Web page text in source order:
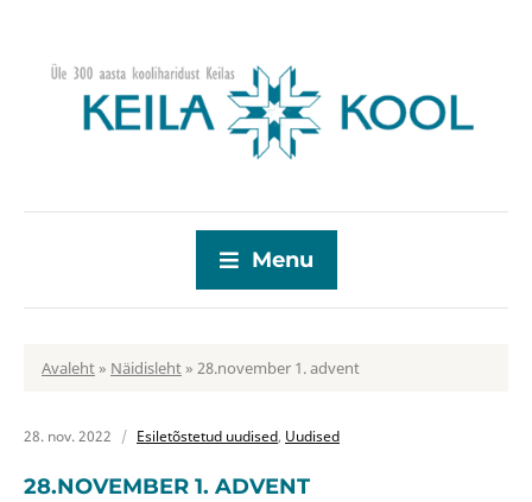
Menu
Avaleht» Näidisleht» 28.november 1. advent
28. nov. 2022 Esiletõstetud uudised, Uudised
28.NOVEMBER 1. ADVENT